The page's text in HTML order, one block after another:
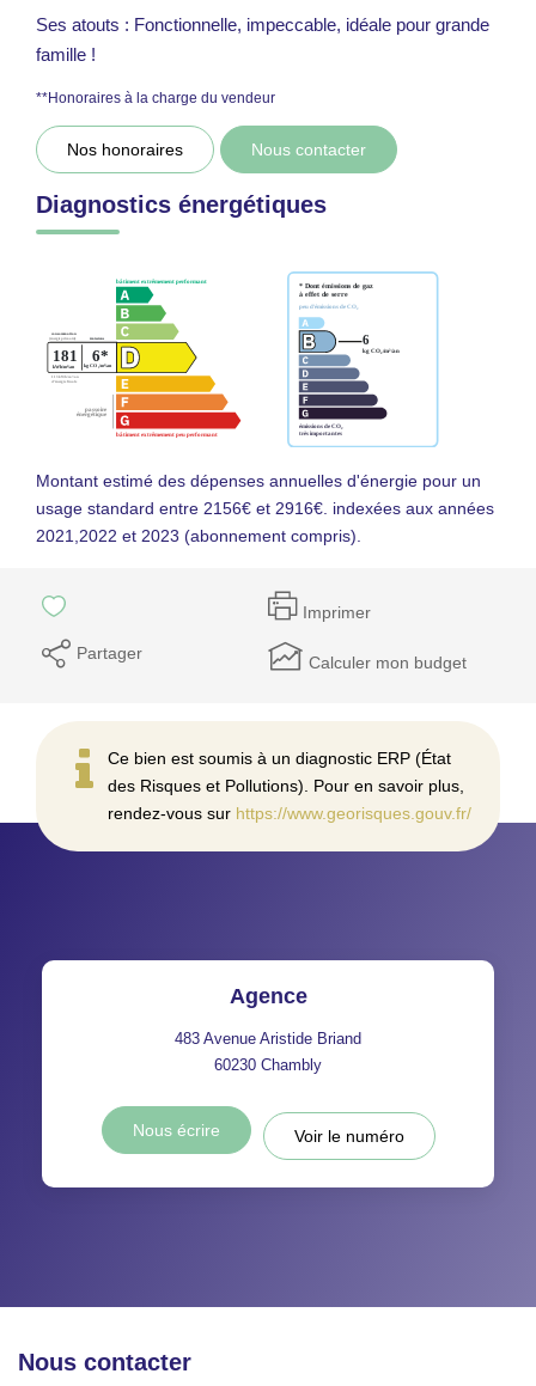
Ses atouts : Fonctionnelle, impeccable, idéale pour grande
famille !
**Honoraires à la charge du vendeur
Nos honoraires Nous contacter
Diagnostics énergétiques
Montant estimé des dépenses annuelles d'énergie pour un
usage standard entre 2156€ et 2916€. indexées aux années
2021,2022 et 2023 (abonnement compris).
Imprimer
Partager Calculer mon budget
Ce bien est soumis à un diagnostic ERP (État
des Risques et Pollutions). Pour en savoir plus,
rendez-vous sur https://www.georisques.gouv.fr/
Agence
483 Avenue Aristide Briand
60230 Chambly
Nous écrire Voir le numéro
Nous contacter